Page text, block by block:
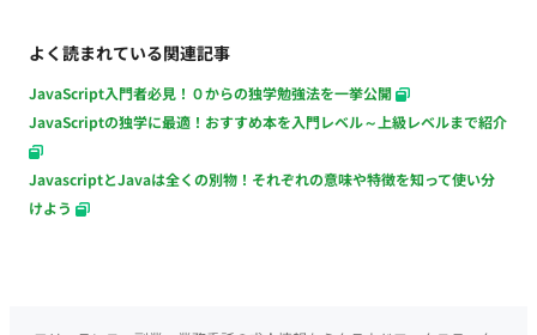
よく読まれている関連記事
JavaScript入門者必見！０からの独学勉強法を一挙公開
JavaScriptの独学に最適！おすすめ本を入門レベル～上級レベルまで紹介
JavascriptとJavaは全くの別物！それぞれの意味や特徴を知って使い分
けよう